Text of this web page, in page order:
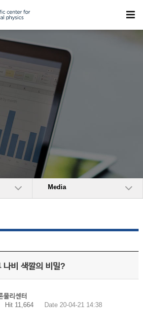
Media
나비 색깔의 비밀?
물리센터
Hit 11,664 Date 20-04-21 14:38